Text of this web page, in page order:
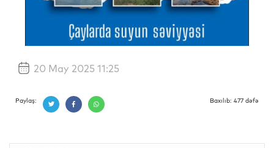
20 May 2025 11:25
Paylaş: Baxılıb: 477 dəfə